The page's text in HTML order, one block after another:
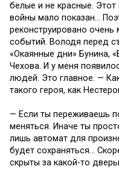
белые и не красные.
войны мало показан…
реконструировано очень
событий. Володя перед
«Окаянные дни» Бунина,
Чехова. И у меня
людей. Это главное. —
такого героя, как
— Если ты переживаешь
меняться. Иначе ты
лишь автомат для
будет сохраняться…
скрыты за какой-то